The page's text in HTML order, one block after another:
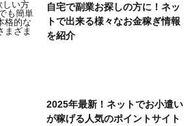
自宅で副業お探しの方に！ネッ
トで出来る様々なお金稼ぎ情報
を紹介
2025年最新！ネットでお小遣い
が稼げる人気のポイントサイト